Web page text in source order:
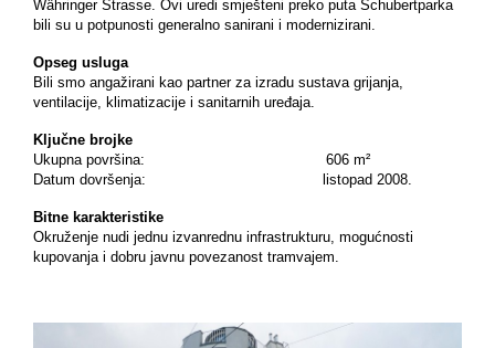
Währinger Strasse. Ovi uredi smješteni preko puta Schubertparka
bili su u potpunosti generalno sanirani i modernizirani.
Opseg usluga
Bili smo angažirani kao partner za izradu sustava grijanja,
ventilacije, klimatizacije i sanitarnih uređaja.
Ključne brojke
Ukupna površina: 606 m²
Datum dovršenja: listopad 2008.
Bitne karakteristike
Okruženje nudi jednu izvanrednu infrastrukturu, mogućnosti
kupovanja i dobru javnu povezanost tramvajem.